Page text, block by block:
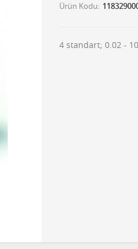
Ürün Kodu
4 standart; 0.02 -